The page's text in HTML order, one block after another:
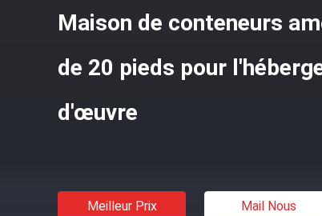
Maison de conteneurs
de 20 pieds pour
d'œuvre
Meilleur Prix Mail Nous